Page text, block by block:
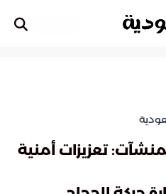
تعزيزات أمنية